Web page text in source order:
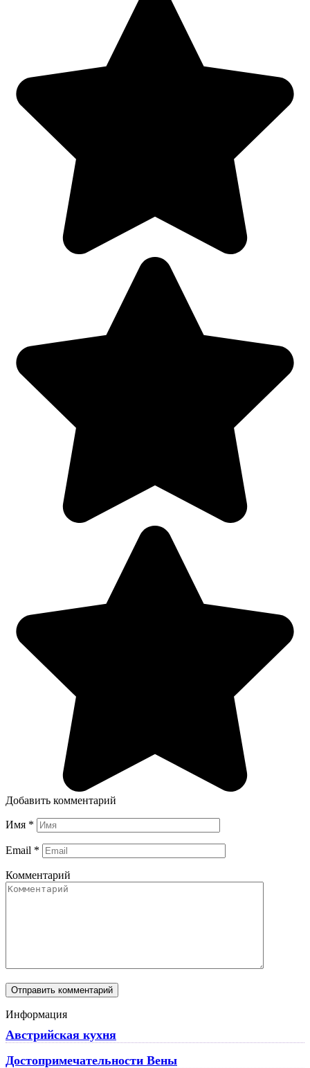
Добавить комментарий
Имя *
Email *
Комментарий
Информация
Австрийская кухня
Достопримечательности Вены